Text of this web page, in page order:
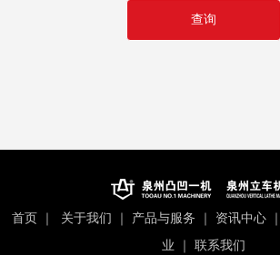
首页｜ 关于我们 ｜ 产品与服务 ｜ 资讯中心｜
业 ｜ 联系我们